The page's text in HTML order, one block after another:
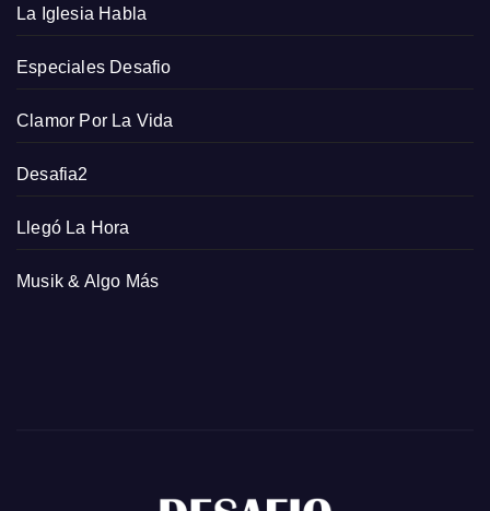
La Iglesia Habla
Especiales Desafio
Clamor Por La Vida
Desafia2
Llegó La Hora
Musik & Algo Más